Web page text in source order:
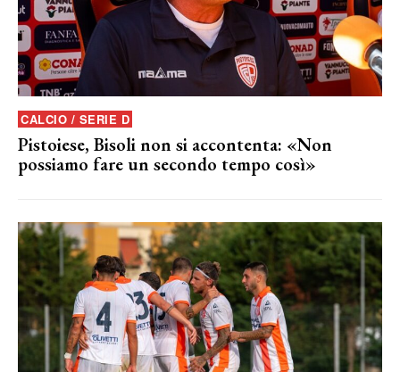
CALCIO / SERIE D
Pistoiese, Bisoli non si accontenta: «Non
possiamo fare un secondo tempo così»